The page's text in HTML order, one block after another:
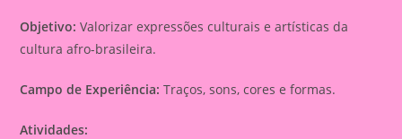
Objetivo: Valorizar expressões culturais e artísticas da
cultura afro-brasileira.
Campo de Experiência: Traços, sons, cores e formas.
Atividades: